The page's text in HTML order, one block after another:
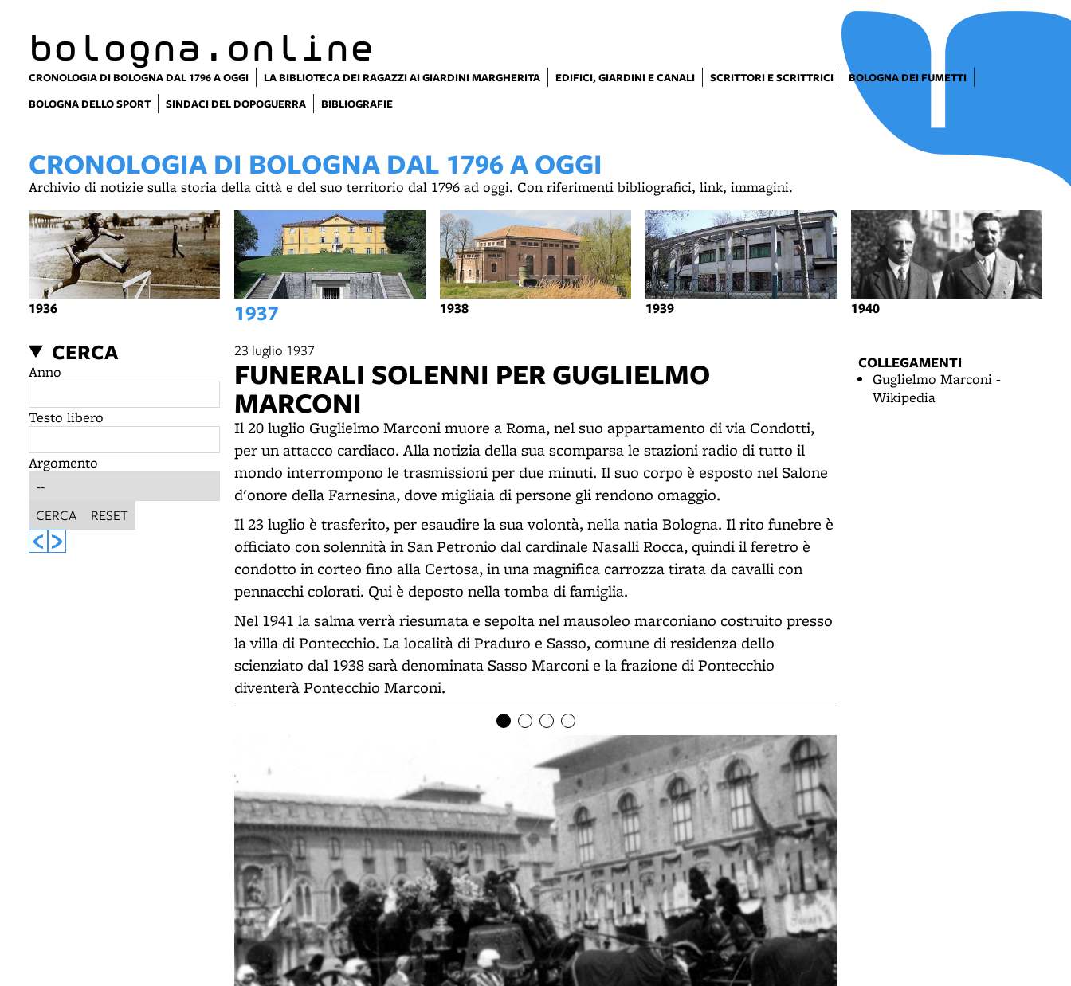
bologna.online
CRONOLOGIA DI BOLOGNA DAL 1796 A OGGI LA BIBLIOTECA DEI RAGAZZI AI GIARDINI MARGHERITA EDIFICI, GIARDINI E CANALI SCRITTORI E SCRITTRICI
BOLOGNA DEI FUMETTI
BOLOGNA DELLO SPORT
SINDACI DEL DOPOGUERRA BIBLIOGRAFIE
CRONOLOGIA DI BOLOGNA DAL 1796 A OGGI
Archivio di notizie sulla storia della città e del suo territorio dal 1796 ad oggi. Con riferimenti bibliografici, link, immagini.
1936 1937 1938 1939 1940
CERCA
Anno
Testo libero
Argomento
CERCA RESET
23 luglio 1937
FUNERALI SOLENNI PER GUGLIELMO
MARCONI
Il 20 luglio Guglielmo Marconi muore a Roma, nel suo appartamento di via Condotti,
per un attacco cardiaco. Alla notizia della sua scomparsa le stazioni radio di tutto il
mondo interrompono le trasmissioni per due minuti. Il suo corpo è esposto nel Salone
d'onore della Farnesina, dove migliaia di persone gli rendono omaggio.
Il 23 luglio è trasferito, per esaudire la sua volontà, nella natia Bologna. Il rito funebre è
officiato con solennità in San Petronio dal cardinale Nasalli Rocca, quindi il feretro è
condotto in corteo fino alla Certosa, in una magnifica carrozza tirata da cavalli con
pennacchi colorati. Qui è deposto nella tomba di famiglia.
Nel 1941 la salma verrà riesumata e sepolta nel mausoleo marconiano costruito presso
la villa di Pontecchio. La località di Praduro e Sasso, comune di residenza dello
scienziato dal 1938 sarà denominata Sasso Marconi e la frazione di Pontecchio
diventerà Pontecchio Marconi.
COLLEGAMENTI
Guglielmo Marconi -
Wikipedia